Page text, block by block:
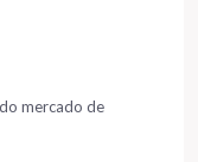
mercado de